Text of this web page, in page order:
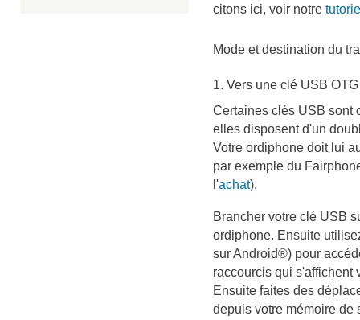
citons ici, voir notre
Mode et destination du
1. Vers une clé USB OTG
Certaines clés USB sont
elles disposent d'un
Votre ordiphone doit lui
par exemple du
l'achat).
Brancher votre clé USB
ordiphone. Ensuite
sur Android®) pour
raccourcis qui s'affichent
Ensuite faites des
depuis votre mémoire de